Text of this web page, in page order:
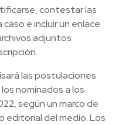
contestar las
e incluir un enlace
adjuntos
las postulaciones
nominados a los
según un marco de
editorial del medio. Los